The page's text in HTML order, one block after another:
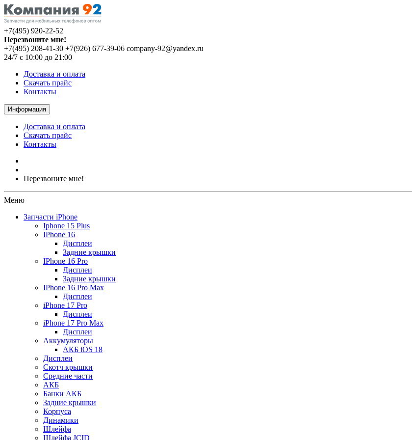
+7(495) 920-22-52
Перезвоните мне!
+7(495) 208-41-30 +7(926) 677-39-06 company-92@yandex.ru
24/7 с 10:00 до 21:00
Доставка и оплата
Скачать прайс
Контакты
Информация
Доставка и оплата
Скачать прайс
Контакты
Перезвоните мне!
Меню
Запчасти iPhone
Iphone 15 Plus
IPhone 16
Дисплеи
Задние крышки
IPhone 16 Pro
Дисплеи
Задние крышки
IPhone 16 Pro Max
Дисплеи
iPhone 17 Pro
Дисплеи
iPhone 17 Pro Max
Дисплеи
Аккумуляторы
АКБ iOS 18
Дисплеи
Скотч крышки
Средние части
АКБ
Банки АКБ
Задние крышки
Корпуса
Динамики
Шлейфа
Шлейфа JCID